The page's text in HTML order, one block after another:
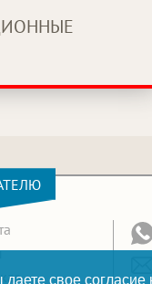
свое согласие